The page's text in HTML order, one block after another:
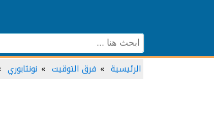
الرئيسية فرق التوقيت نونثابوري